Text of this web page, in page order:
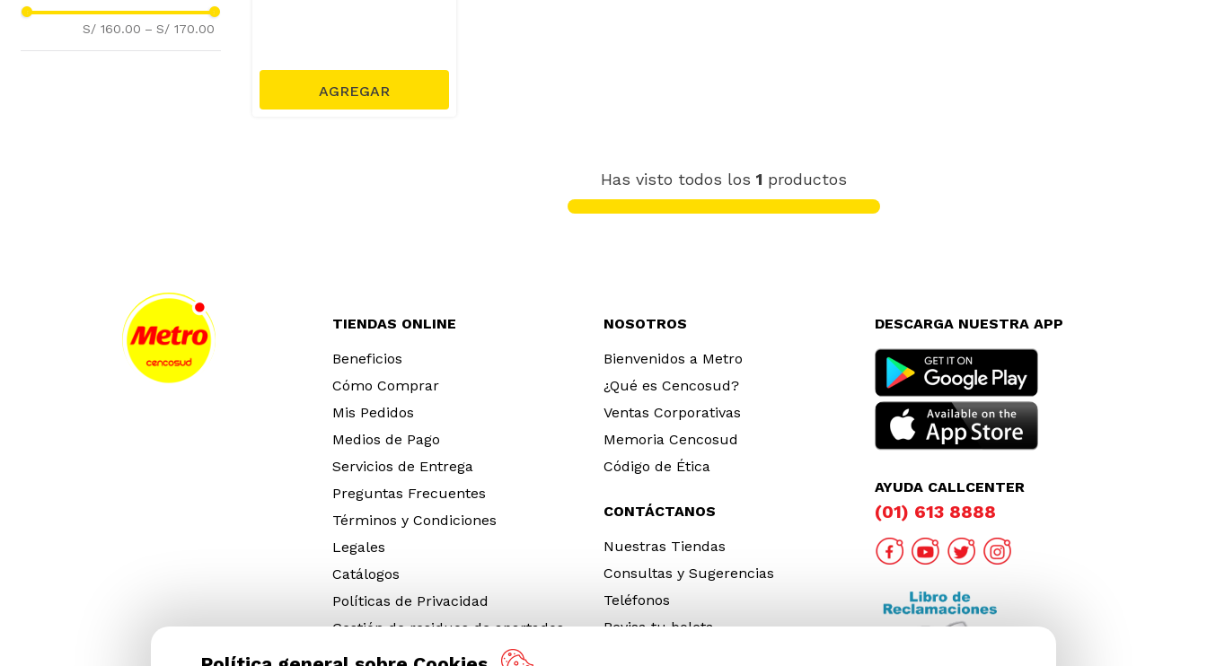
S/ 160.00 – S/ 170.00
Has visto todos los1 productos
TIENDAS ONLINE
Beneficios
Cómo Comprar
Mis Pedidos
Medios de Pago
Servicios de Entrega
Preguntas Frecuentes
Términos y Condiciones
Legales
Catálogos
Políticas de Privacidad
Gestión de residuos de apartados
NOSOTROS
Bienvenidos a Metro
¿Qué es Cencosud?
Ventas Corporativas
Memoria Cencosud
Código de Ética
CONTÁCTANOS
Nuestras Tiendas
Consultas y Sugerencias
Teléfonos
Revisa tu boleta
DESCARGA NUESTRA APP
AYUDA CALLCENTER
(01) 613 8888